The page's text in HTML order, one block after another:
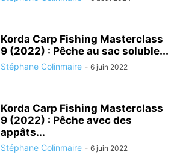
Korda Carp Fishing Masterclass
9 (2022) : Pêche au sac soluble...
Stéphane Colinmaire - 6 juin 2022
Korda Carp Fishing Masterclass
9 (2022) : Pêche avec des
appâts...
Stéphane Colinmaire - 6 juin 2022